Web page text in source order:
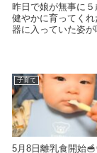
昨日で娘が無事に
健やかに育ってく
器に入っていた姿
子育て
5月8日離乳食開始